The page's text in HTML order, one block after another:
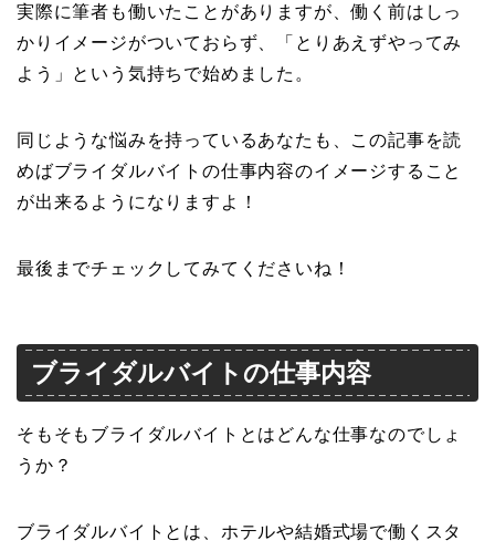
実際に筆者も働いたことがありますが、働く前はしっ
かりイメージがついておらず、「とりあえずやってみ
よう」という気持ちで始めました。
同じような悩みを持っているあなたも、この記事を読
めばブライダルバイトの仕事内容のイメージすること
が出来るようになりますよ！
最後までチェックしてみてくださいね！
ブライダルバイトの仕事内容
そもそもブライダルバイトとはどんな仕事なのでしょ
うか？
ブライダルバイトとは、ホテルや結婚式場で働くスタ